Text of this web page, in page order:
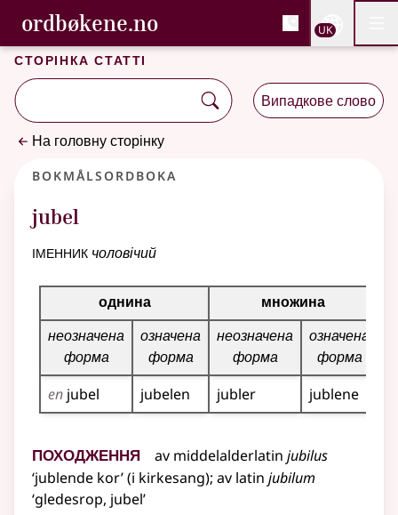
Перейти до основного вмісту
Доступність
ordbøkene.no, Cловник букмола та
Cловник букмола та Словник нюношка
UK
Сторінка статті
Випадкове слово
На головну сторінку
Bokmålsordboka
jubel
іменник чоловічий
Таблиця відмінювання для цього іменника
однина
множина
неозначена
форма
означена
форма
неозначена
форма
означена
форма
en jubel jubelen jubler jublene
Походження av middelalderlatin jubilus
‘jublende kor’ (i kirkesang); av latin jubilum
‘gledesrop, jubel’